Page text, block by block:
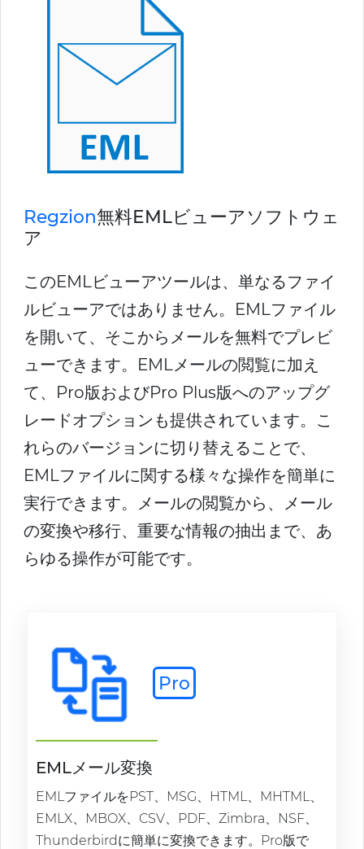
Regzion無料EMLビューアソフトウェ
ア
このEMLビューアツールは、単なるファイ
ルビューアではありません。EMLファイル
を開いて、そこからメールを無料でプレビ
ューできます。EMLメールの閲覧に加え
て、Pro版およびPro Plus版へのアップグ
レードオプションも提供されています。こ
れらのバージョンに切り替えることで、
EMLファイルに関する様々な操作を簡単に
実行できます。メールの閲覧から、メール
の変換や移行、重要な情報の抽出まで、あ
らゆる操作が可能です。
Pro
EMLメール変換
EMLファイルをPST、MSG、HTML、MHTML、
EMLX、MBOX、CSV、PDF、Zimbra、NSF、
Thunderbirdに簡単に変換できます。Pro版で